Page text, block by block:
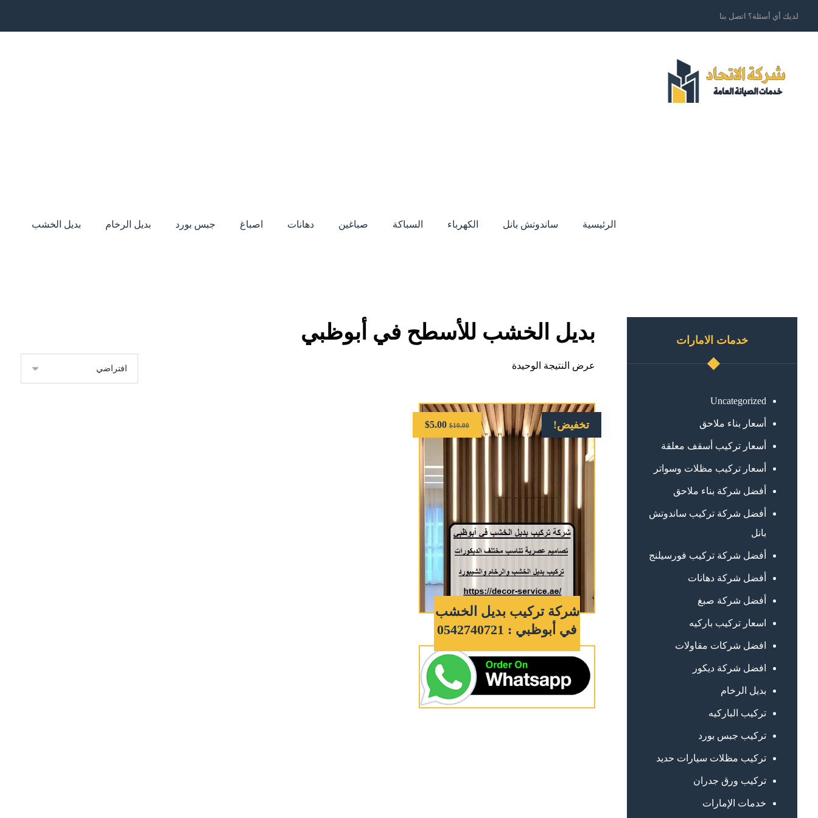
لديك أي أسئلة؟ اتصل بنا
الرئيسية ساندوتش بانل الكهرباء السباكة صباغين دهانات اصباغ جبس بورد بديل الرخام بديل الخشب
بديل الخشب للأسطح في أبوظبي
عرض النتيجة الوحيدة
تخفيض!
شركة تركيب بديل الخشب
في أبوظبي : 0542740721
$10.00
$5.00
خدمات الامارات
Uncategorized
أسعار بناء ملاحق
أسعار تركيب أسقف معلقة
أسعار تركيب مظلات وسواتر
أفضل شركة بناء ملاحق
أفضل شركة تركيب ساندوتش
بانل
أفضل شركة تركيب فورسيلنج
أفضل شركة دهانات
أفضل شركة صبغ
اسعار تركيب باركيه
افضل شركات مقاولات
افضل شركة ديكور
بديل الرخام
تركيب الباركيه
تركيب جبس بورد
تركيب مظلات سيارات حديد
تركيب ورق جدران
خدمات الإمارات